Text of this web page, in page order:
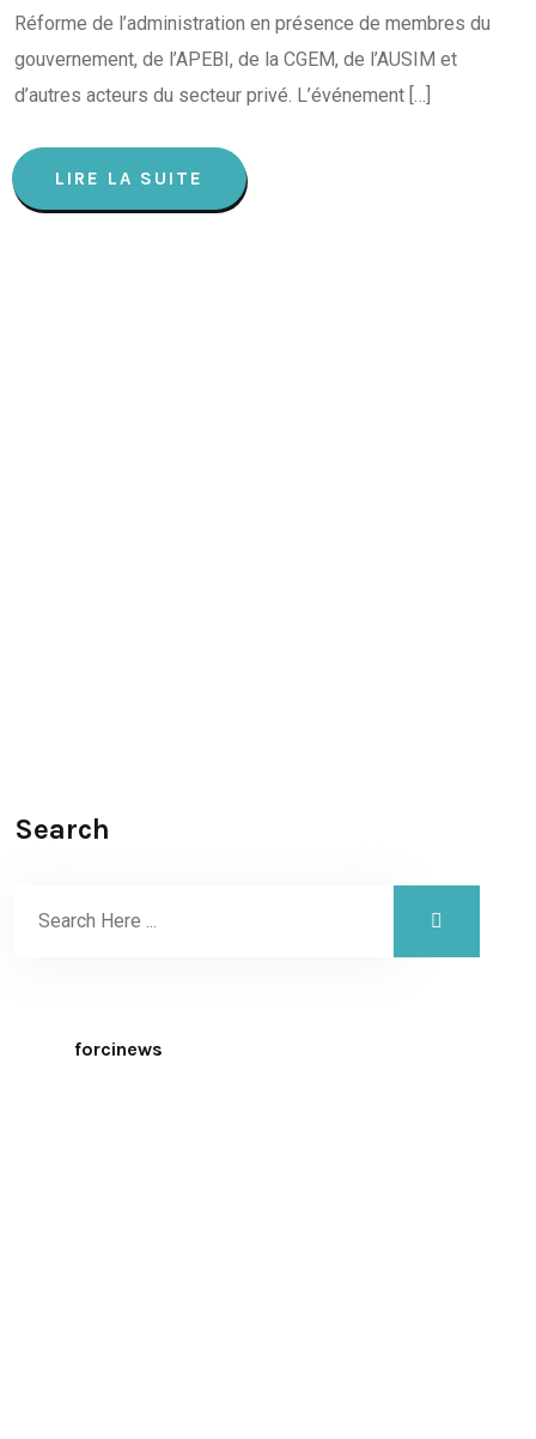
Réforme de l’administration en présence de membres du
gouvernement, de l’APEBI, de la CGEM, de l’AUSIM et
d’autres acteurs du secteur privé. L’événement […]
LIRE LA SUITE
Search
forcinews